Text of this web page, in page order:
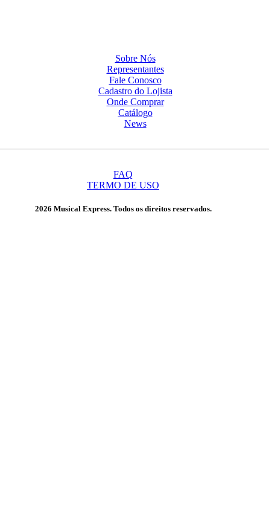
Sobre Nós
Representantes
Fale Conosco
Cadastro do Lojista
Onde Comprar
Catálogo
News
FAQ
TERMO DE USO
2026 Musical Express. Todos os direitos reservados.